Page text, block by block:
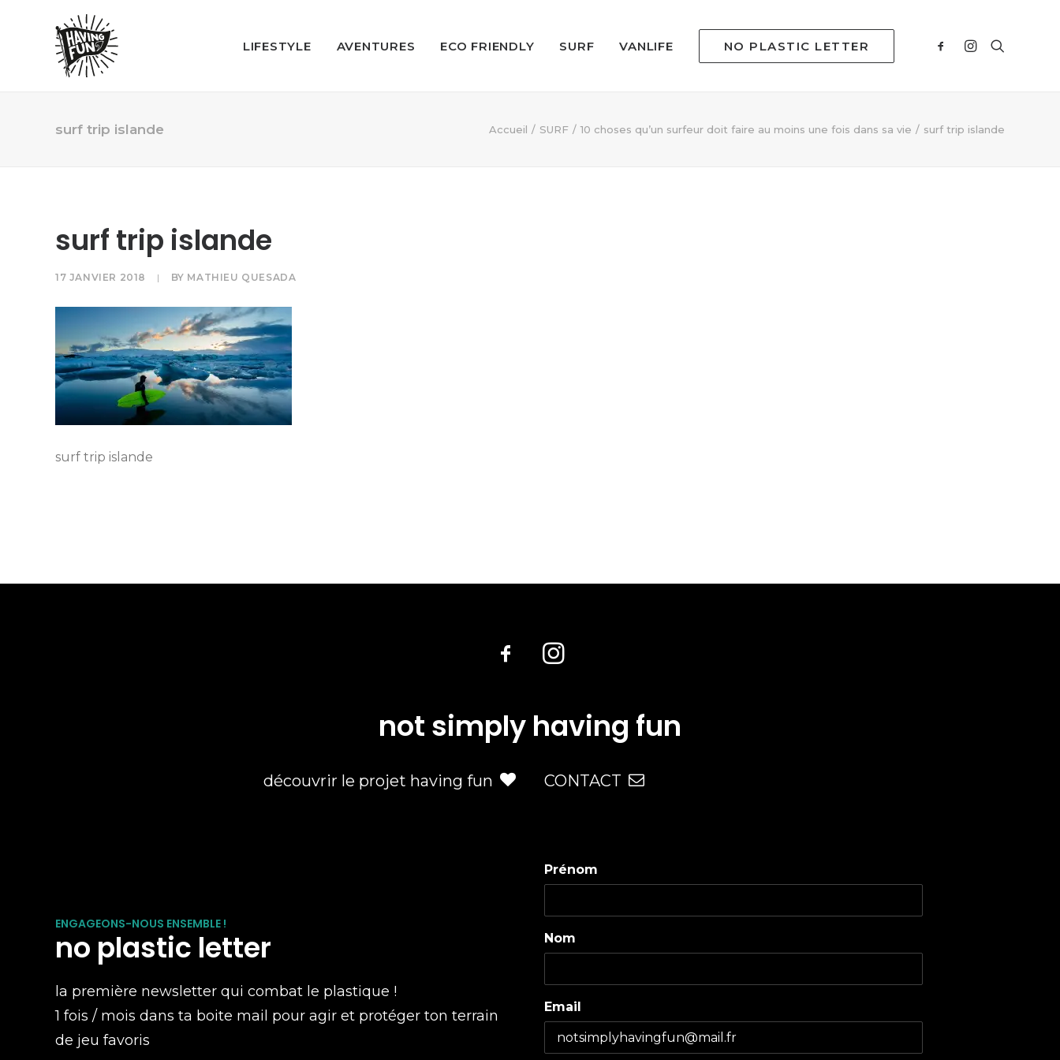
LIFESTYLE AVENTURES ECO FRIENDLY SURF VANLIFE NO PLASTIC LETTER
surf trip islande Accueil SURF 10 choses qu’un surfeur doit faire au moins une fois dans sa vie surf trip islande
surf trip islande
17 JANVIER 2018 | BY MATHIEU QUESADA
surf trip islande
not simply having fun
découvrir le projet having fun CONTACT
ENGAGEONS-NOUS ENSEMBLE !
no plastic letter
la première newsletter qui combat le plastique !
1 fois / mois dans ta boite mail pour agir et protéger ton terrain
de jeu favoris
Prénom
Nom
Email